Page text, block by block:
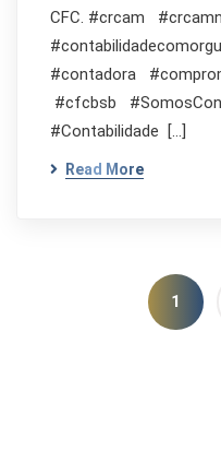
CFC. #crcam
#contadora
#cfcbsb
#Contabilidade […]
Read More
1